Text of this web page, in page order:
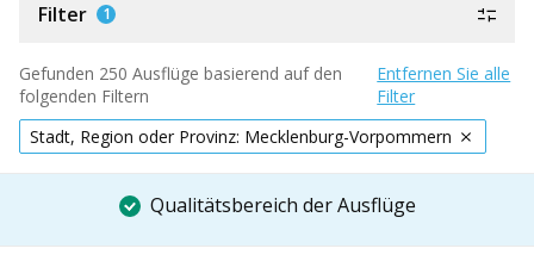
Filter 1
Gefunden 250 Ausflüge basierend auf den
folgenden Filtern
Entfernen Sie alle
Filter
Stadt, Region oder Provinz: Mecklenburg-Vorpommern
Qualitätsbereich der Ausflüge